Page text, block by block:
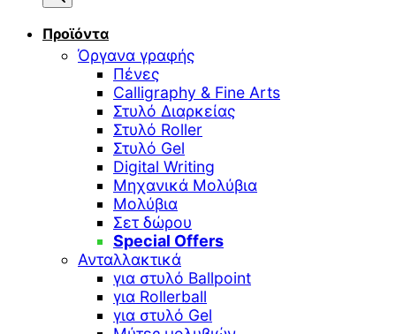
Προϊόντα
Όργανα γραφής
Πένες
Calligraphy & Fine Arts
Στυλό Διαρκείας
Στυλό Roller
Στυλό Gel
Digital Writing
Μηχανικά Μολύβια
Μολύβια
Σετ δώρου
Special Offers
Ανταλλακτικά
για στυλό Ballpoint
για Rollerball
για στυλό Gel